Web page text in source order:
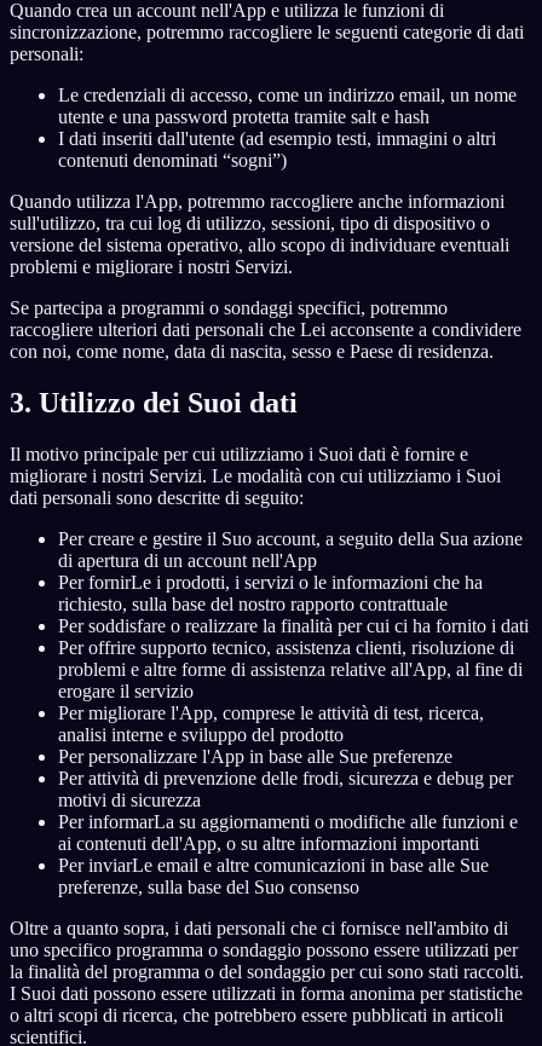
Quando crea un account nell'App e utilizza le funzioni di
sincronizzazione, potremmo raccogliere le seguenti categorie di dati
personali:
Le credenziali di accesso, come un indirizzo email, un nome
utente e una password protetta tramite salt e hash
I dati inseriti dall'utente (ad esempio testi, immagini o altri
contenuti denominati “sogni”)
Quando utilizza l'App, potremmo raccogliere anche informazioni
sull'utilizzo, tra cui log di utilizzo, sessioni, tipo di dispositivo o
versione del sistema operativo, allo scopo di individuare eventuali
problemi e migliorare i nostri Servizi.
Se partecipa a programmi o sondaggi specifici, potremmo
raccogliere ulteriori dati personali che Lei acconsente a condividere
con noi, come nome, data di nascita, sesso e Paese di residenza.
3. Utilizzo dei Suoi dati
Il motivo principale per cui utilizziamo i Suoi dati è fornire e
migliorare i nostri Servizi. Le modalità con cui utilizziamo i Suoi
dati personali sono descritte di seguito:
Per creare e gestire il Suo account, a seguito della Sua azione
di apertura di un account nell'App
Per fornirLe i prodotti, i servizi o le informazioni che ha
richiesto, sulla base del nostro rapporto contrattuale
Per soddisfare o realizzare la finalità per cui ci ha fornito i dati
Per offrire supporto tecnico, assistenza clienti, risoluzione di
problemi e altre forme di assistenza relative all'App, al fine di
erogare il servizio
Per migliorare l'App, comprese le attività di test, ricerca,
analisi interne e sviluppo del prodotto
Per personalizzare l'App in base alle Sue preferenze
Per attività di prevenzione delle frodi, sicurezza e debug per
motivi di sicurezza
Per informarLa su aggiornamenti o modifiche alle funzioni e
ai contenuti dell'App, o su altre informazioni importanti
Per inviarLe email e altre comunicazioni in base alle Sue
preferenze, sulla base del Suo consenso
Oltre a quanto sopra, i dati personali che ci fornisce nell'ambito di
uno specifico programma o sondaggio possono essere utilizzati per
la finalità del programma o del sondaggio per cui sono stati raccolti.
I Suoi dati possono essere utilizzati in forma anonima per statistiche
o altri scopi di ricerca, che potrebbero essere pubblicati in articoli
scientifici.